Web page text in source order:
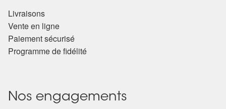
Livraisons
Vente en ligne
Paiement sécurisé
Programme de fidélité
Nos engagements